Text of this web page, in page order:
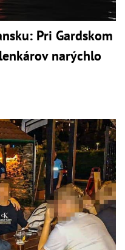
Pri Gardskom
narýchlo